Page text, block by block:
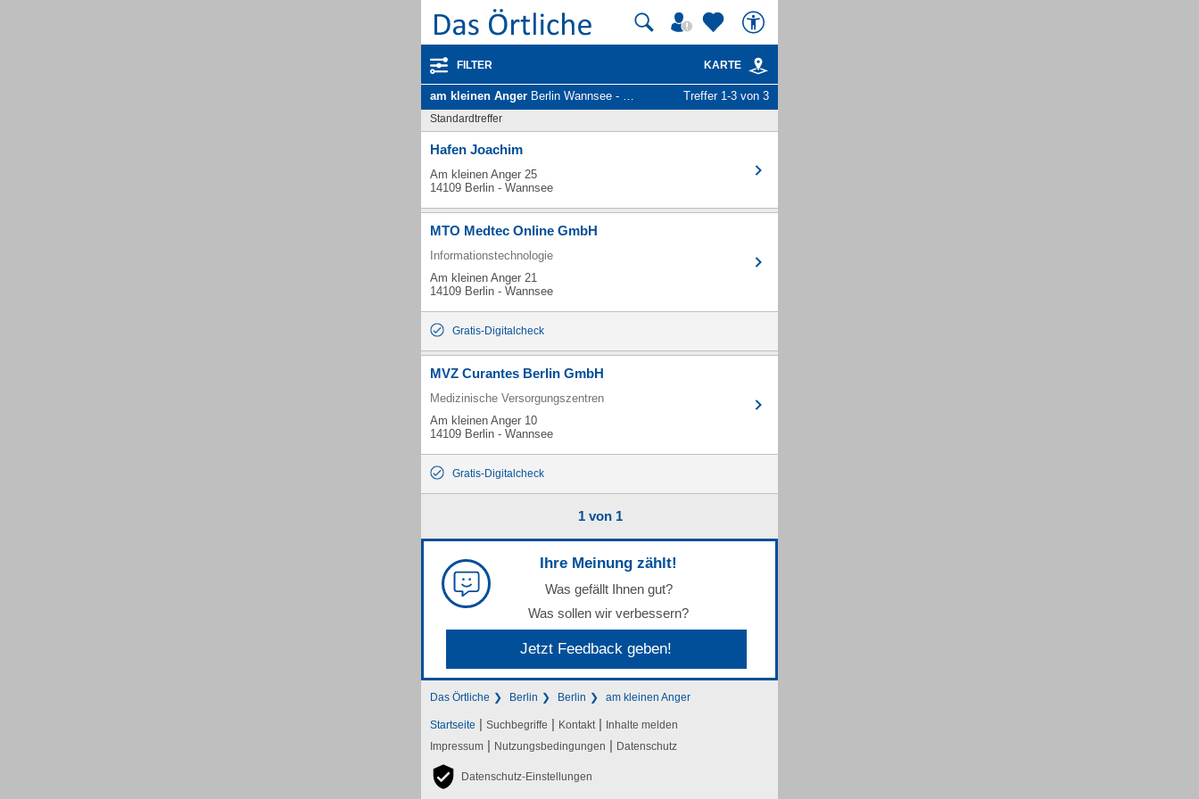
FILTER KARTE
am kleinen Anger Berlin Wannsee - Unternehmen und Personen Treffer 1-3 von 3
Standardtreffer
Hafen Joachim
Am kleinen Anger 25
14109 Berlin - Wannsee
MTO Medtec Online GmbH
Informationstechnologie
Am kleinen Anger 21
14109 Berlin - Wannsee
Gratis-Digitalcheck
MVZ Curantes Berlin GmbH
Medizinische Versorgungszentren
Am kleinen Anger 10
14109 Berlin - Wannsee
Gratis-Digitalcheck
1 von 1
Ihre Meinung zählt!
Was gefällt Ihnen gut?
Was sollen wir verbessern?
Jetzt Feedback geben!
Das Örtliche Berlin Berlin am kleinen Anger
Startseite | Suchbegriffe | Kontakt | Inhalte melden
Impressum | Nutzungsbedingungen | Datenschutz
Datenschutz-Einstellungen